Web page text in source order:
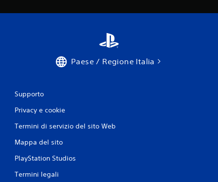
Paese / Regione Italia
Supporto
Privacy e cookie
Termini di servizio del sito Web
Mappa del sito
PlayStation Studios
Termini legali